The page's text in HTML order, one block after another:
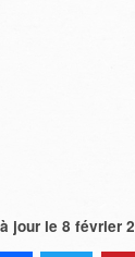
jour le 8 février